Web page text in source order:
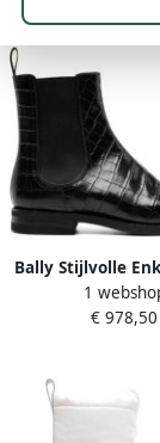
18 resultaten:
Bally Stijlvolle
voor
1
€ 978,50